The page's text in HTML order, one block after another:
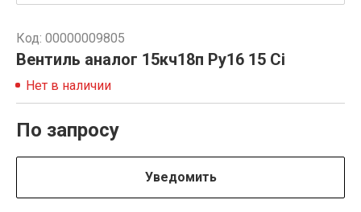
Код: 00000009805
Вентиль аналог 15кч18п Ру16 15 Ci
Нет в наличии
По запросу
Уведомить